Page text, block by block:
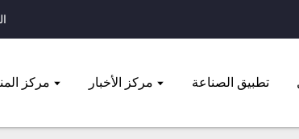
مركز مركز الأخبار تطبيق الصناعة